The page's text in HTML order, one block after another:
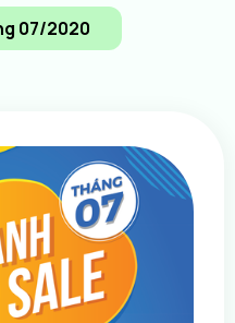
07/2020